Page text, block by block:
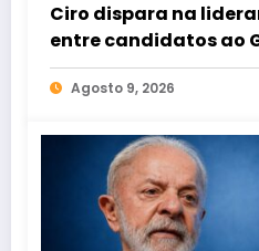
Ciro dispara na
entre candidatos ao
Ceará
Agosto 9, 2026